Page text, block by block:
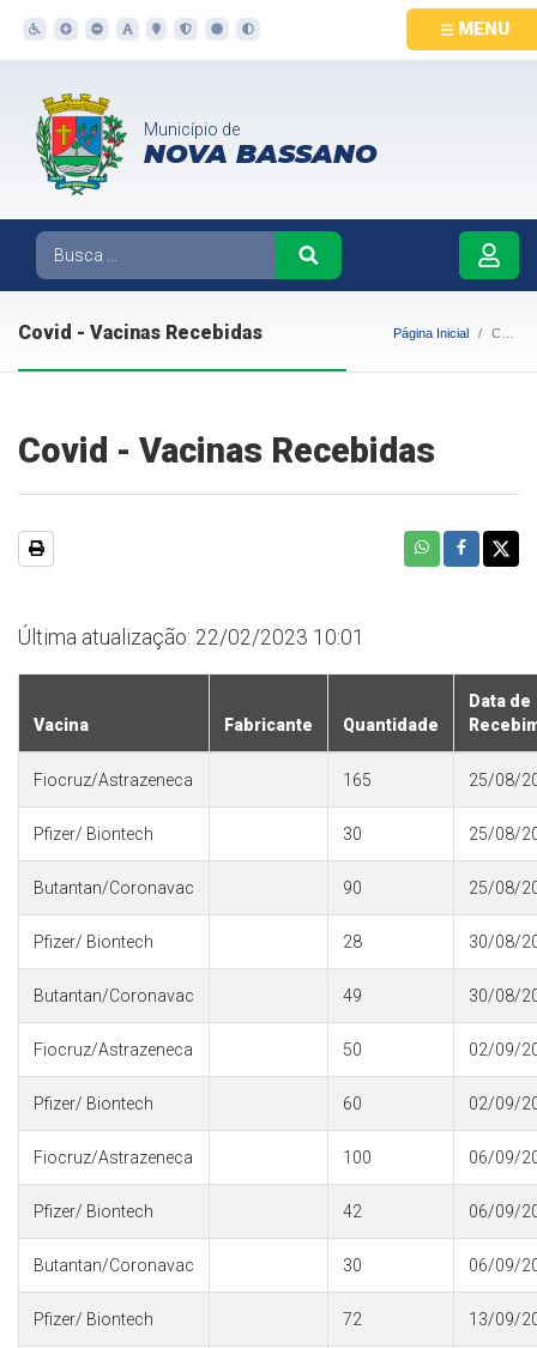
MENU
Município de
NOVA BASSANO
Covid - Vacinas Recebidas Página Inicial Covid - Vacinas Recebidas
Covid - Vacinas Recebidas
Última atualização: 22/02/2023 10:01
Vacina Fabricante Quantidade
Data de
Fiocruz/Astrazeneca 165 25/08/
Pfizer/ Biontech 30 25/08/
Butantan/Coronavac 90 25/08/
Pfizer/ Biontech 28 30/08/
Butantan/Coronavac 49 30/08/
Fiocruz/Astrazeneca 50 02/09/
Pfizer/ Biontech 60 02/09/
Fiocruz/Astrazeneca 100 06/09/
Pfizer/ Biontech 42 06/09/
Butantan/Coronavac 30 06/09/
Pfizer/ Biontech 72 13/09/